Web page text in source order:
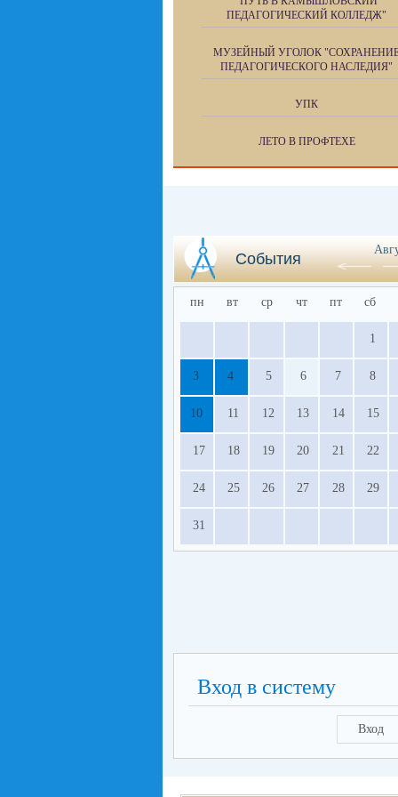
ПЕДАГОГИЧЕСКИЙ КОЛЛЕДЖ"
МУЗЕЙНЫЙ УГОЛОК
ПЕДАГОГИЧЕСКОГО НАСЛЕДИЯ"
УПК
ЛЕТО В ПРОФТЕХЕ
События
пн вт ср чт пт сб
1
3 4 5 6 7 8
10 11 12 13 14 15
17 18 19 20 21 22
24 25 26 27 28 29
31
Вход в систему
Вход